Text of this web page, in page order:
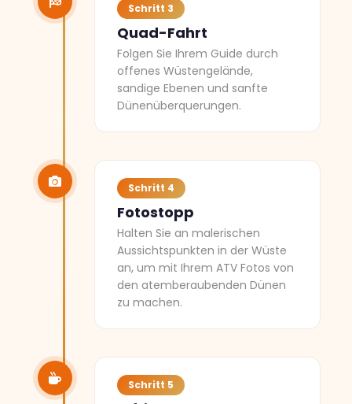
Schritt 3
Quad-Fahrt
Folgen Sie Ihrem Guide durch
offenes Wüstengelände,
sandige Ebenen und sanfte
Dünenüberquerungen.
Schritt 4
Fotostopp
Halten Sie an malerischen
Aussichtspunkten in der Wüste
an, um mit Ihrem ATV Fotos von
den atemberaubenden Dünen
zu machen.
Schritt 5